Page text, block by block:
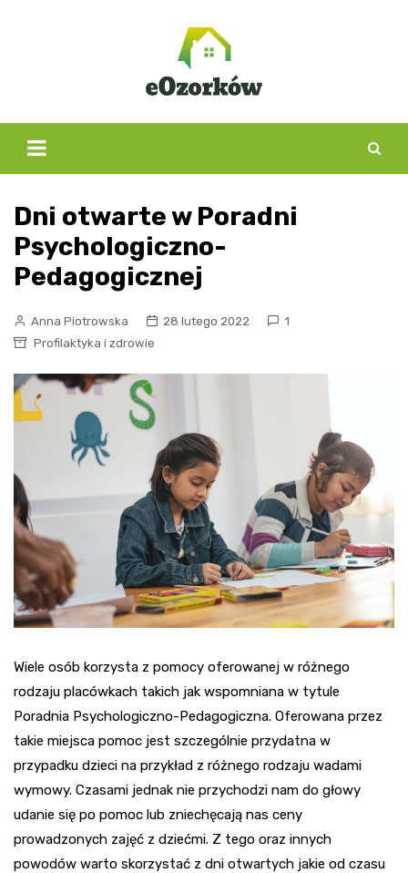
Dni otwarte w Poradni
Psychologiczno-
Pedagogicznej
Anna Piotrowska 28 lutego 2022
1
Profilaktyka i zdrowie
Wiele osób korzysta z pomocy oferowanej w różnego
rodzaju placówkach takich jak wspomniana w tytule
Poradnia Psychologiczno-Pedagogiczna. Oferowana przez
takie miejsca pomoc jest szczególnie przydatna w
przypadku dzieci na przykład z różnego rodzaju wadami
wymowy. Czasami jednak nie przychodzi nam do głowy
udanie się po pomoc lub zniechęcają nas ceny
prowadzonych zajęć z dziećmi. Z tego oraz innych
powodów warto skorzystać z dni otwartych jakie od czasu